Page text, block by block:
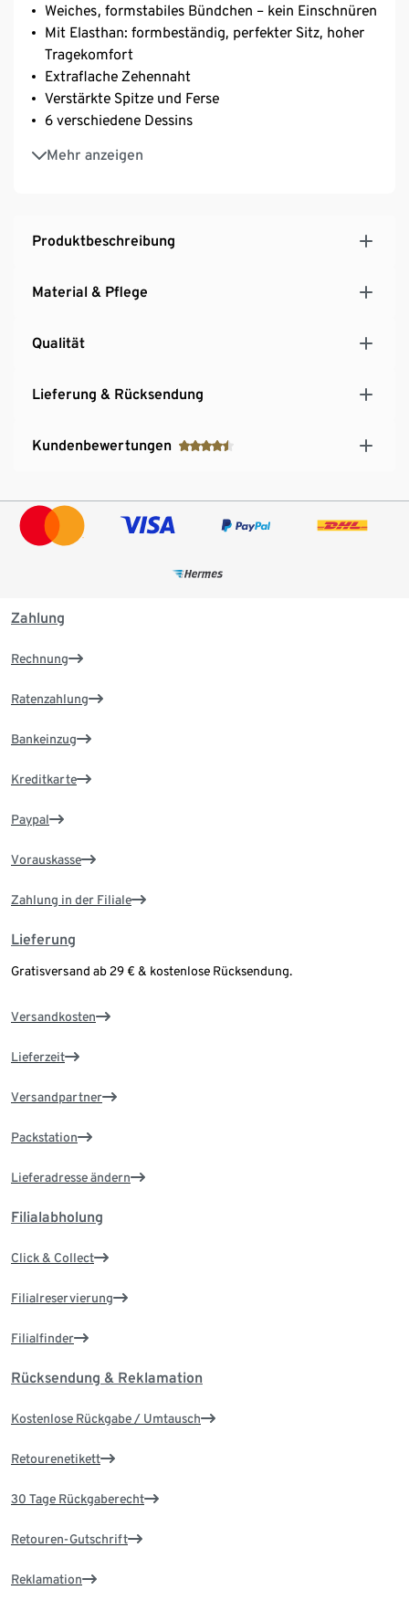
Weiches, formstabiles Bündchen – kein Einschnüren
Mit Elasthan: formbeständig, perfekter Sitz, hoher
Tragekomfort
Extraflache Zehennaht
Verstärkte Spitze und Ferse
6 verschiedene Dessins
Mehr anzeigen
Weiche Qualität mit hohem Baumwollanteil
Produktbeschreibung
Material & Pflege
Qualität
Lieferung & Rücksendung
Kundenbewertungen
Zahlung
Rechnung
Ratenzahlung
Bankeinzug
Kreditkarte
Paypal
Vorauskasse
Zahlung in der Filiale
Lieferung
Gratisversand ab 29 € & kostenlose Rücksendung.
Versandkosten
Lieferzeit
Versandpartner
Packstation
Lieferadresse ändern
Filialabholung
Click & Collect
Filialreservierung
Filialfinder
Rücksendung & Reklamation
Kostenlose Rückgabe / Umtausch
Retourenetikett
30 Tage Rückgaberecht
Retouren-Gutschrift
Reklamation